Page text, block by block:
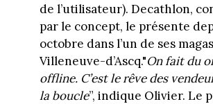
de l’utilisateur). Decathlon,
par le concept, le présente
octobre dans l’un de ses
Villeneuve-d’Ascq."On fait du
offline. C’est le rêve des
la boucle”, indique Olivier. Le